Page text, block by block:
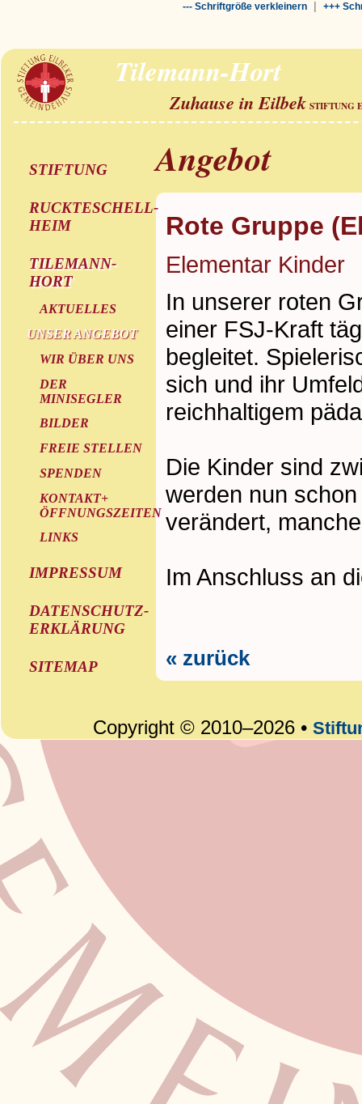
--- Schriftgröße verkleinern| +++
Tilemann-Hort
Zuhause in Eilbek STIFTUNG
STIFTUNG
RUCKTESCHELL-
HEIM
TILEMANN-
HORT
AKTUELLES
UNSER ANGEBOT
WIR ÜBER UNS
DER
MINISEGLER
BILDER
FREIE STELLEN
SPENDEN
KONTAKT+
ÖFFNUNGSZEITEN
LINKS
IMPRESSUM
DATENSCHUTZ-
ERKLÄRUNG
SITEMAP
Angebot
Rote Gruppe
Elementar Kinder
In unserer roten
einer FSJ-Kraft
begleitet.
sich und ihr
reichhaltigem
Die Kinder sind
werden nun
verändert,
Im Anschluss an
« zurück
Copyright © 2010–2026 •